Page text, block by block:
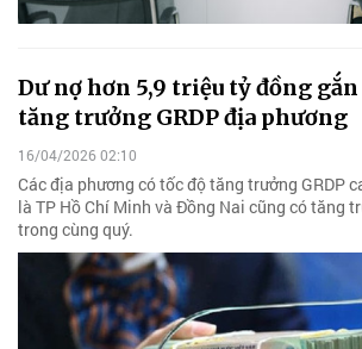
Dư nợ hơn 5,9 triệu tỷ đồng
tăng trưởng GRDP địa phương
16/04/2026 02:10
Các địa phương có tốc độ tăng trưởng GRDP
là TP Hồ Chí Minh và Đồng Nai cũng có tăng
trong cùng quý.